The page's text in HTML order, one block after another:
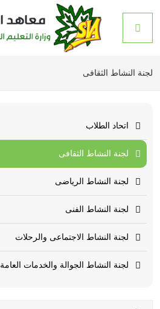
لجنة النشاط الثقافى
اتحاد الطلاب
لجنة النشاط الثقافى
لجنة النشاط الرياضى
لجنة النشاط الفنى
لجنة النشاط الاجتماعى والرحلات
لجنة النشاط الجوالة والخدمات العامة